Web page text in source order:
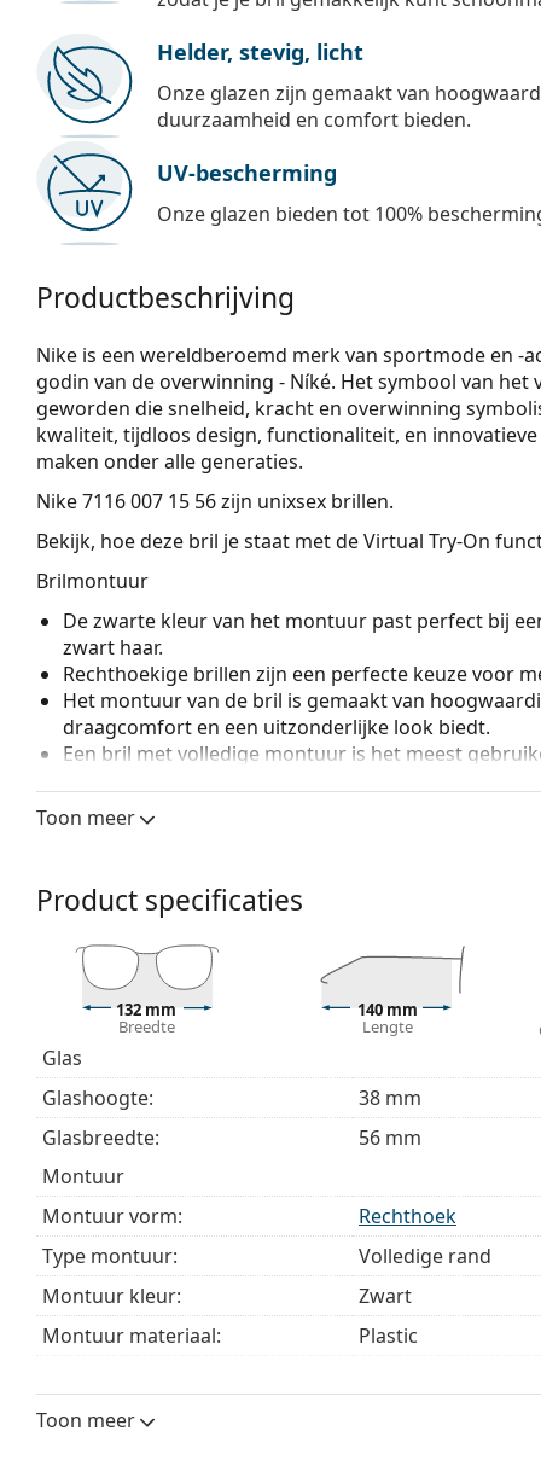
Helder, stevig, licht
Onze glazen zijn gemaakt van
duurzaamheid en comfort bieden.
UV-bescherming
Onze glazen bieden tot 100%
Productbeschrijving
Nike is een wereldberoemd merk van sportmode en -
godin van de overwinning - Níké. Het symbool van
geworden die snelheid, kracht en overwinning
kwaliteit, tijdloos design, functionaliteit, en
maken onder alle generaties.
Nike 7116 007 15 56zijn unixsex brillen.
Bekijk, hoe deze bril je staat met de Virtual Try-On
Brilmontuur
De zwarte kleur van het montuur past perfect bij
zwart haar.
Rechthoekige brillen zijn een perfecte keuze voor
Het montuur van de bril is gemaakt van
draagcomfort en een uitzonderlijke look biedt.
Een bril met volledige montuur is het meest
geschikt voor alle glazen, ook voor glazen met een
Wij leveren de brillen in een originele hoes. De
Bekijk het volledige assortiment
brillenvoor meer
bij het kiezen.
Het is een medisch hulpmiddel. Lees de instructies
Toon meer
Product specificaties
132 mm
Breedte
140 mm
Lengte
Glas
Glashoogte:
38 mm
Glasbreedte:
56 mm
montuur
Montuur vorm:
Rechthoek
Type montuur:
Volledige rand
Montuur kleur:
Zwart
Montuur materiaal:
Plastic
Breedte:
Toon meer